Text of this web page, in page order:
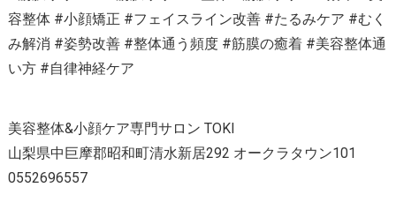
容整体 #小顔矯正 #フェイスライン改善 #たるみケア #むく
み解消 #姿勢改善 #整体通う頻度 #筋膜の癒着 #美容整体通
い方 #自律神経ケア
美容整体&小顔ケア専門サロン TOKI
山梨県中巨摩郡昭和町清水新居292 オークラタウン101
0552696557